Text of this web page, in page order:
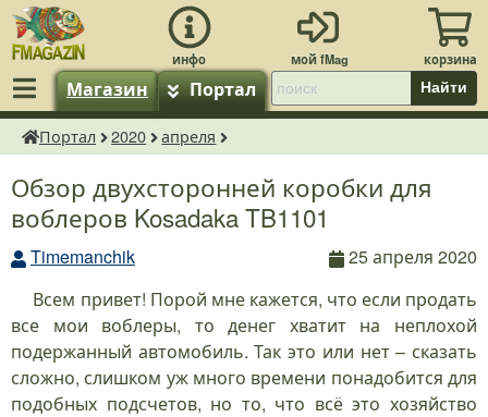
Магазин Портал Найти
fMagazin.ru
Портал 2020 апреля
Обзор двухсторонней коробки для
воблеров Kosadaka TB1101
Timemanchik
25 апреля 2020
Всем привет! Порой мне кажется, что если продать
все мои воблеры, то денег хватит на неплохой
подержанный автомобиль. Так это или нет – сказать
сложно, слишком уж много времени понадобится для
подобных подсчетов, но то, что всё это хозяйство